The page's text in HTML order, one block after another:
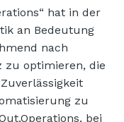
hat in der
an Bedeutung
nach
zu optimieren, die
zu
bei